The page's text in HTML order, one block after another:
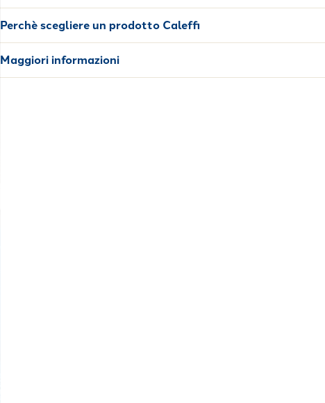
Perchè scegliere un prodotto Caleffi
Maggiori informazioni